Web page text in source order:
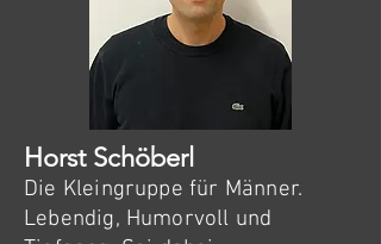
Horst Schöberl
Die Kleingruppe für Männer.
Lebendig, Humorvoll und